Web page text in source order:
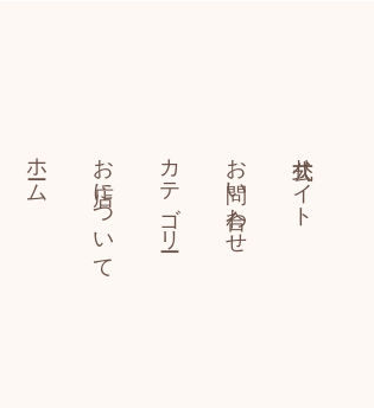
ホーム お店について カテゴリー お問い合わせ 公式サイト